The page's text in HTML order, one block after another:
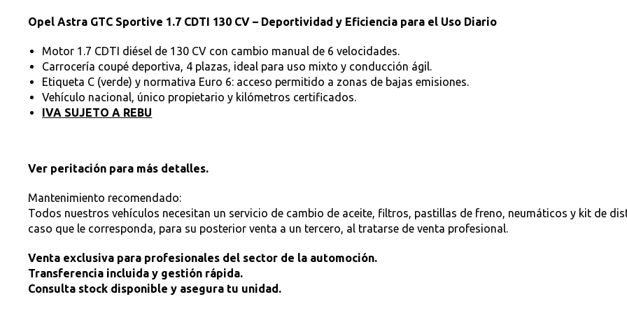
Opel Astra GTC Sportive 1.7 CDTI 130 CV – Deportividad y Eficiencia para el Uso Diario
Motor 1.7 CDTI diésel de 130 CV con cambio manual de 6 velocidades.
Carrocería coupé deportiva, 4 plazas, ideal para uso mixto y conducción ágil.
Etiqueta C (verde) y normativa Euro 6: acceso permitido a zonas de bajas emisiones.
Vehículo nacional, único propietario y kilómetros certificados.
IVA SUJETO A REBU
Ver peritación para más detalles.
Mantenimiento recomendado:
Todos nuestros vehículos necesitan un servicio de cambio de aceite, filtros, pastillas de freno, neumáticos y kit de
caso que le corresponda, para su posterior venta a un tercero, al tratarse de venta profesional.
Venta exclusiva para profesionales del sector de la automoción.
Transferencia incluida y gestión rápida.
Consulta stock disponible y asegura tu unidad.